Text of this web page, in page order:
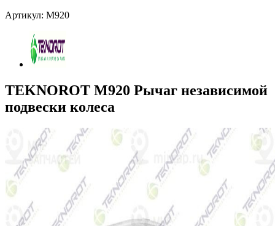
Артикул: M920
TEKNOROT M920 Рычаг независимой
подвески колеса